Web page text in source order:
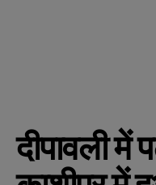
दीपावली में